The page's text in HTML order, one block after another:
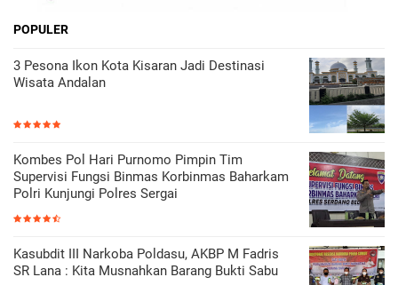
POPULER
3 Pesona Ikon Kota Kisaran Jadi Destinasi
Wisata Andalan
Kombes Pol Hari Purnomo Pimpin Tim
Supervisi Fungsi Binmas Korbinmas Baharkam
Polri Kunjungi Polres Sergai
Kasubdit III Narkoba Poldasu, AKBP M Fadris
SR Lana : Kita Musnahkan Barang Bukti Sabu